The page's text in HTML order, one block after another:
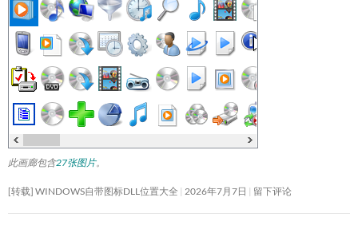
此画廊包含27张图片。
[转载] WINDOWS自带图标DLL位置大全 2026年7月7日 留下评论